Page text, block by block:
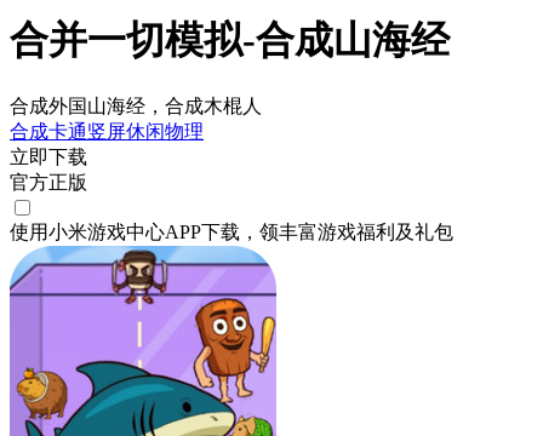
合并一切模拟-合成山海经
合成外国山海经，合成木棍人
合成卡通竖屏休闲物理
立即下载
官方正版
使用小米游戏中心APP下载 ，领丰富游戏福利 及礼包